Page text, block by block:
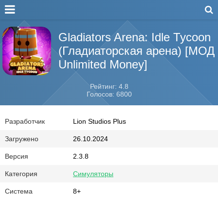
Gladiators Arena: Idle Tycoon
(Гладиаторская арена) [МОД
Unlimited Money]
Рейтинг: 4.8
Голосов: 6800
Разработчик Lion Studios Plus
Загружено 26.10.2024
Версия 2.3.8
Категория Симуляторы
Система 8+